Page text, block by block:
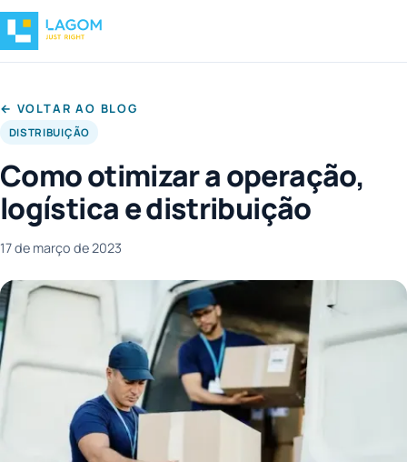
← VOLTAR AO BLOG
DISTRIBUIÇÃO
Como otimizar a operação,
logística e distribuição
17 de março de 2023